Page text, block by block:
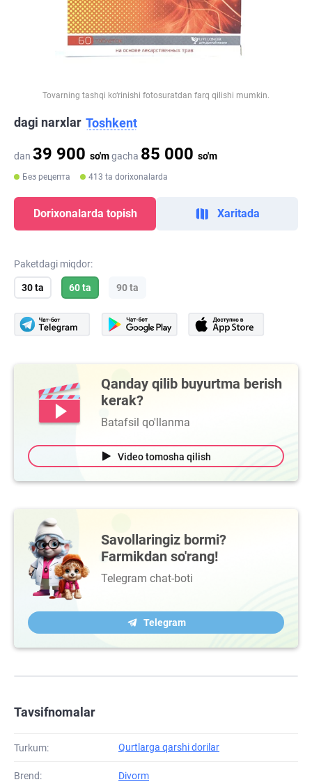
Tovarning tashqi ko‘rinishi fotosuratdan farq qilishi mumkin.
dagi narxlar Toshkent
dan 39 900 so'mgacha 85 000 so'm
Без рецепта 413 ta dorixonalarda
Dorixonalarda topish Xaritada
Paketdagi miqdor:
30 ta 60 ta 90 ta
Qanday qilib buyurtma berish
kerak?
Batafsil qo'llanma
Video tomosha qilish
Savollaringiz bormi?
Farmikdan so'rang!
Telegram chat-boti
Telegram
Tavsifnomalar
Turkum: Qurtlarga qarshi dorilar
Brend: Divorm